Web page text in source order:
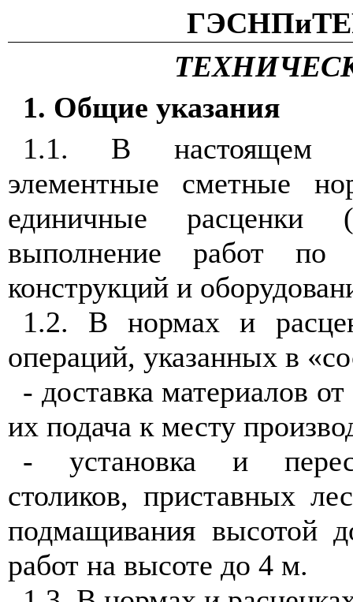
1. Общие указания
1.1. В настоящем
элементные сметные
единичные расценки
выполнение работ по
конструкций и
1.2. В нормах и
операций, указанных в
- доставка материалов
их подача к месту
- установка и
столиков, приставных
подмащивания высотой
работ на высоте до 4 м.